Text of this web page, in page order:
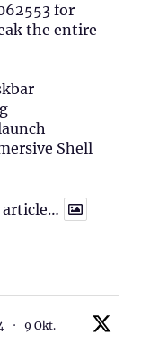
for
the entire
Shell
article…
· 9 Okt.